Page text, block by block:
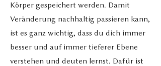
Körper gespeichert werden. Damit
Veränderung nachhaltig passieren kann,
ist es ganz wichtig, dass du dich immer
besser und auf immer tieferer Ebene
verstehen und deuten lernst. Dafür ist